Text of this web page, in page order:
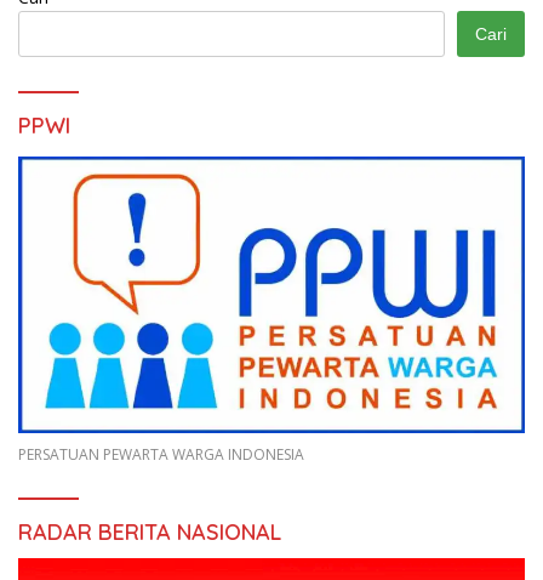
Cari
PPWI
PERSATUAN PEWARTA WARGA INDONESIA
RADAR BERITA NASIONAL